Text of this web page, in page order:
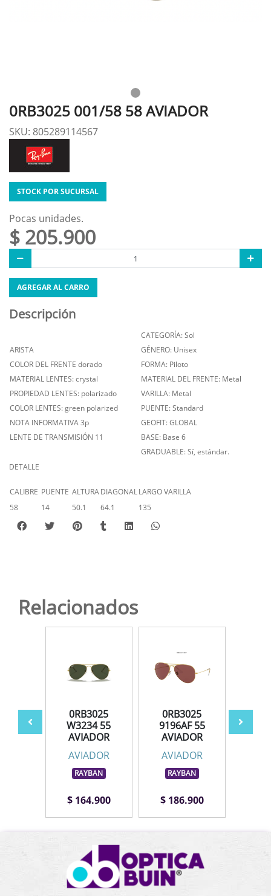
0RB3025 001/58 58 AVIADOR
SKU: 805289114567
STOCK POR SUCURSAL
Pocas unidades.
$ 205.900
AGREGAR AL CARRO
Descripción
ARISTA
COLOR DEL FRENTE dorado
MATERIAL LENTES: crystal
PROPIEDAD LENTES: polarizado
COLOR LENTES: green polarized
NOTA INFORMATIVA 3p
LENTE DE TRANSMISIÓN 11
CATEGORÍA: Sol
GÉNERO: Unisex
FORMA: Piloto
MATERIAL DEL FRENTE: Metal
VARILLA: Metal
PUENTE: Standard
GEOFIT: GLOBAL
BASE: Base 6
GRADUABLE: Sí, estándar.
DETALLE
CALIBRE PUENTE ALTURADIAGONALLARGO VARILLA
58
14 50.1 64.1 135
Relacionados
0RB3025
W3234 55
AVIADOR
AVIADOR
RAYBAN
$ 164.900
0RB3025
9196AF 55
AVIADOR
AVIADOR
RAYBAN
$ 186.900